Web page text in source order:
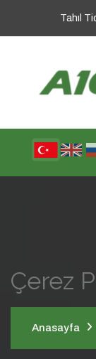
Tahıl
Çerez
Anasayfa